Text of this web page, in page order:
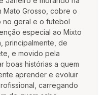
Mato Grosso, cobre o
no geral e o futebol
especial ao Mixto
principalmente, de
e movido pela
boas histórias a quem
aprender e evoluir
carregando